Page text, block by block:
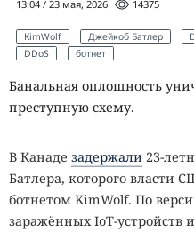
13:04 / 23 мая, 2026 14375
KimWolf Джейкоб Батлер
DDoS
ботнет
Банальная оплошность
преступную схему.
В Канаде задержали 23-
Батлера, которого власти
ботнетом KimWolf. По
заражённых IoT-